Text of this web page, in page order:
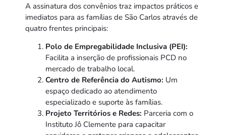
A assinatura dos convênios traz impactos práticos e
imediatos para as famílias de São Carlos através de
quatro frentes principais:
Polo de Empregabilidade Inclusiva (PEI):
Facilita a inserção de profissionais PCD no
mercado de trabalho local.
Centro de Referência do Autismo: Um
espaço dedicado ao atendimento
especializado e suporte às famílias.
Projeto Territórios e Redes: Parceria com o
Instituto Jô Clemente para capacitar